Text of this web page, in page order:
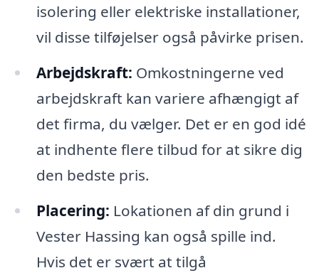
isolering eller elektriske installationer,
vil disse tilføjelser også påvirke prisen.
Arbejdskraft: Omkostningerne ved
arbejdskraft kan variere afhængigt af
det firma, du vælger. Det er en god idé
at indhente flere tilbud for at sikre dig
den bedste pris.
Placering: Lokationen af din grund i
Vester Hassing kan også spille ind.
Hvis det er svært at tilgå